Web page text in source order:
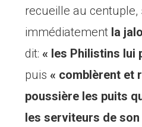
recueille au centuple,
immédiatement la
dit: « les Philistins lui
puis « comblèrent et
poussière les puits
les serviteurs de